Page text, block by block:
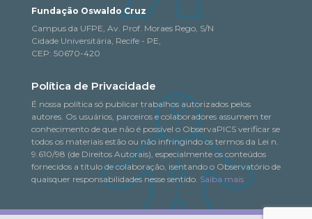
Fundação Oswaldo Cruz
Campus da UFPE, Av. Prof. Moraes Rego, S/N
Cidade Universitária, Recife - PE,
CEP: 50670-420
Política de Privacidade
É nossa política só publicar trabalhos autorizados pelos
autores. Os usuários, parceiros e colaboradores assumem ter
conhecimento de que não é possível o ObservaPICS verificar se
todos os materiais estão ou não infringindo os termos da Lei n.
9.610/98 (de Direitos Autorais), especialmente os conteúdos
fornecidos a título de colaboração, isentando o Observatório de
quaisquer responsabilidades nesse sentido. Saiba mais